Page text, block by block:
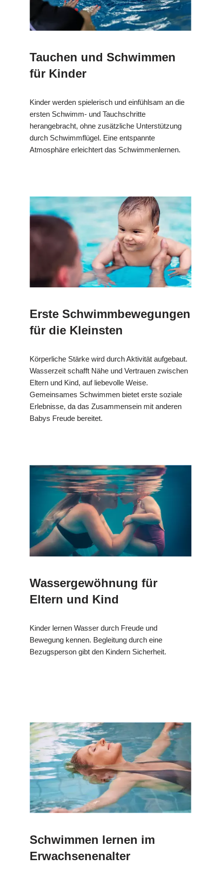
Tauchen und Schwimmen
für Kinder
Kinder werden spielerisch und einfühlsam an die
ersten Schwimm- und Tauchschritte
herangebracht, ohne zusätzliche Unterstützung
durch Schwimmflügel. Eine entspannte
Atmosphäre erleichtert das Schwimmenlernen.
Erste Schwimmbewegungen
für die Kleinsten
Körperliche Stärke wird durch Aktivität aufgebaut.
Wasserzeit schafft Nähe und Vertrauen zwischen
Eltern und Kind, auf liebevolle Weise.
Gemeinsames Schwimmen bietet erste soziale
Erlebnisse, da das Zusammensein mit anderen
Babys Freude bereitet.
Wassergewöhnung für
Eltern und Kind
Kinder lernen Wasser durch Freude und
Bewegung kennen. Begleitung durch eine
Bezugsperson gibt den Kindern Sicherheit.
Schwimmen lernen im
Erwachsenenalter